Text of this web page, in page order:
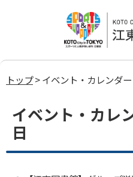
トップ> イベント・カレンダー
イベント・カレ
日